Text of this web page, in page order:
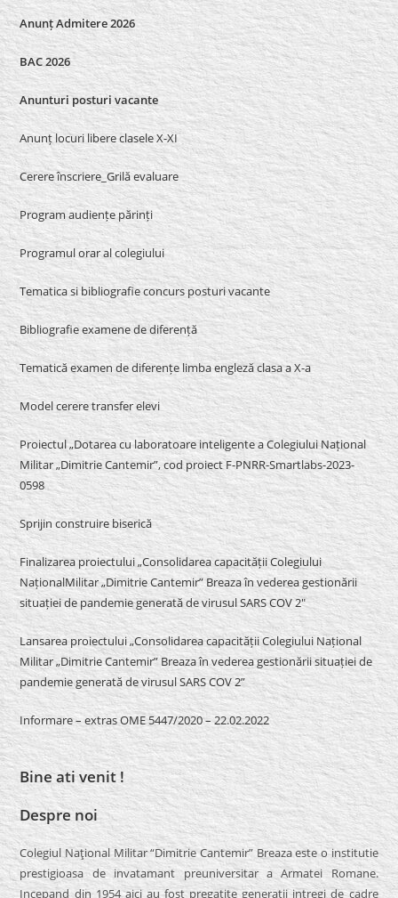
Anunț Admitere 2026
BAC 2026
Anunturi posturi vacante
Anunț locuri libere clasele X-XI
Cerere înscriere_Grilă evaluare
Program audiențe părinți
Programul orar al colegiului
Tematica si bibliografie concurs posturi vacante
Bibliografie examene de diferență
Tematică examen de diferențe limba engleză clasa a X-a
Model cerere transfer elevi
Proiectul „Dotarea cu laboratoare inteligente a Colegiului Național
Militar „Dimitrie Cantemir”, cod proiect F-PNRR-Smartlabs-2023-
0598
Sprijin construire biserică
Finalizarea proiectului „Consolidarea capacității Colegiului
NaționalMilitar „Dimitrie Cantemir” Breaza în vederea gestionării
situației de pandemie generată de virusul SARS COV 2″
Lansarea proiectului „Consolidarea capacității Colegiului Național
Militar „Dimitrie Cantemir” Breaza în vederea gestionării situației de
pandemie generată de virusul SARS COV 2”
Informare – extras OME 5447/2020 – 22.02.2022
Bine ati venit !
Despre noi
Colegiul Naţional Militar “Dimitrie Cantemir” Breaza este o institutie
prestigioasa de invatamant preuniversitar a Armatei Romane.
Incepand din 1954 aici au fost pregatite generatii intregi de cadre